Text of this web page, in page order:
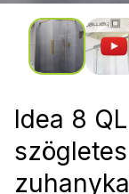
Idea 8